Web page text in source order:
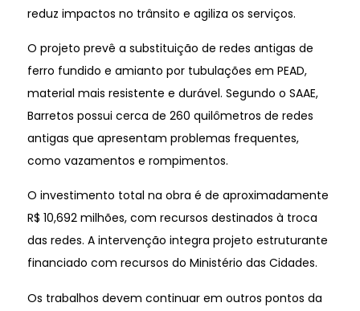
reduz impactos no trânsito e agiliza os serviços.
O projeto prevê a substituição de redes antigas de
ferro fundido e amianto por tubulações em PEAD,
material mais resistente e durável. Segundo o SAAE,
Barretos possui cerca de 260 quilômetros de redes
antigas que apresentam problemas frequentes,
como vazamentos e rompimentos.
O investimento total na obra é de aproximadamente
R$ 10,692 milhões, com recursos destinados à troca
das redes. A intervenção integra projeto estruturante
financiado com recursos do Ministério das Cidades.
Os trabalhos devem continuar em outros pontos da